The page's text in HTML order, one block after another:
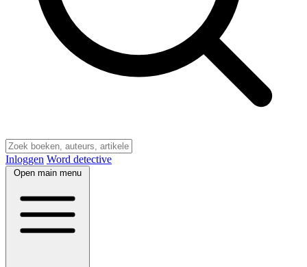
Inloggen Word detective
Open main menu